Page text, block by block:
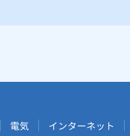
電気 インターネット